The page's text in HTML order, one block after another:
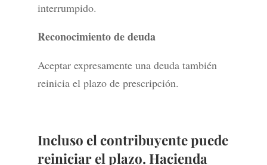
interrumpido.
Reconocimiento de deuda
Aceptar expresamente una deuda también
reinicia el plazo de prescripción.
Incluso el contribuyente puede
reiniciar el plazo. Hacienda